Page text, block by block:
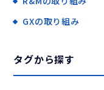
GXの取り組み
タグから探す